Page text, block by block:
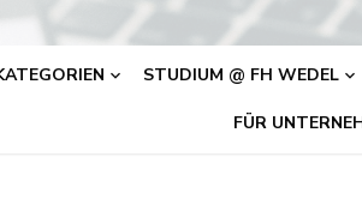
STUDIUM @ FH WEDEL
FÜR